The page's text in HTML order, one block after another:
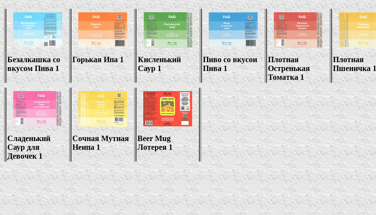
Безалкашка со
вкусом Пива 1
Горькая Ипа 1
Кисленький
Саур 1
Пиво со вкусои
Пива 1
Плотная
Остренькая
Томатка 1
Плотная
Пшеничка 1
Сладенький
Саур для
Девочек 1
Сочная Мутная
Неипа 1
Beer Mug
Лотерея 1